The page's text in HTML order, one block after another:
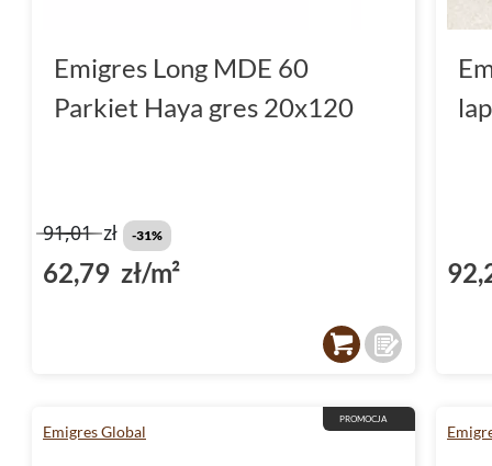
Emigres Long MDE 60
Parkiet Haya gres 20x120
91,01zł -31%
62,79 zł/m²
PROMOCJA
Emigres Global